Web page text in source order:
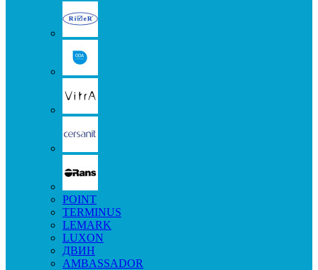
POINT
TERMINUS
LEMARK
LUXON
ДВИН
AMBASSADOR